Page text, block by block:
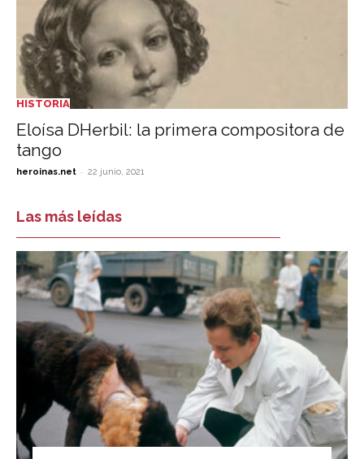
HISTORIA
Eloísa DHerbil: la primera compositora de
tango
heroinas.net - 22 junio, 2021
Las más leídas